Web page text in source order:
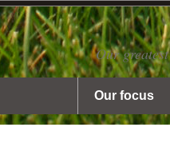
Our
Our focus